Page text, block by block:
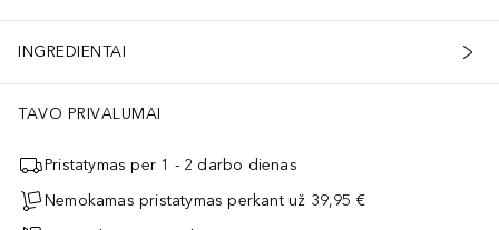
INGREDIENTAI
TAVO PRIVALUMAI
Pristatymas per 1 - 2 darbo dienas
Nemokamas pristatymas perkant už 39,95 €